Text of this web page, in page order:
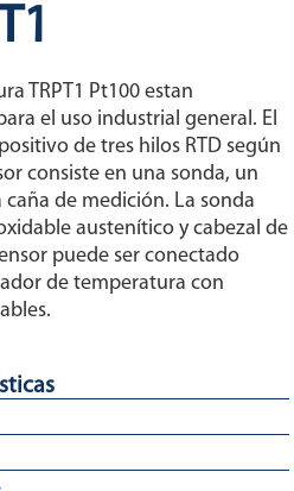
TRPT1 Pt100 estan
el uso industrial general. El
de tres hilos RTD según
consiste en una sonda, un
de medición. La sonda
austenítico y cabezal de
puede ser conectado
de temperatura con
hilos.
pedido.